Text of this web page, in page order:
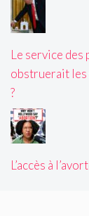
Le service des
obstruerait
?
L’accès à